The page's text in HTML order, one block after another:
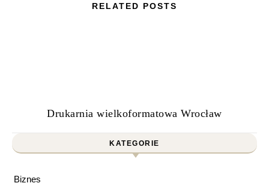
RELATED POSTS
Drukarnia wielkoformatowa Wrocław
KATEGORIE
Biznes